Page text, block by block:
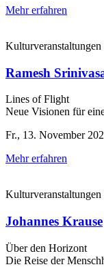
Mehr erfahren
Kulturveranstaltungen
Ramesh
Lines of Flight
Neue Visionen für
Fr., 13. November
Mehr erfahren
Kulturveranstaltungen
Johannes Krause
Über den Horizont
Die Reise der